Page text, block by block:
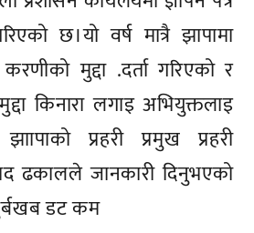
छ।यो वर्ष मात्रै झापामा
मुद्दा .दर्ता गरिएको र
किनारा लगाइ अभियुक्तलाइ
प्रहरी प्रमुख प्रहरी
ढकालले जानकारी दिनुभएको
डट कम